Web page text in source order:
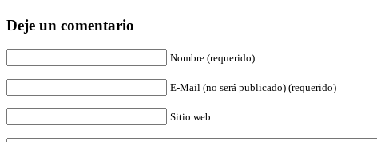
Deje un comentario
Nombre (requerido)
E-Mail (no será publicado) (requerido)
Sitio web